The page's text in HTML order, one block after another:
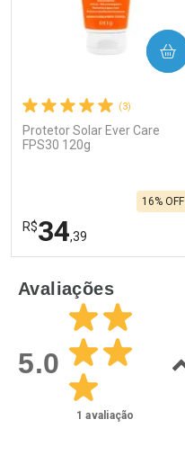
(3)
Protetor Solar Ever Care
FPS30 120g
R$34,39
16% OFF
COMPRAR
Laboratório
Por Menos
Avaliações
5.0
1 avaliação